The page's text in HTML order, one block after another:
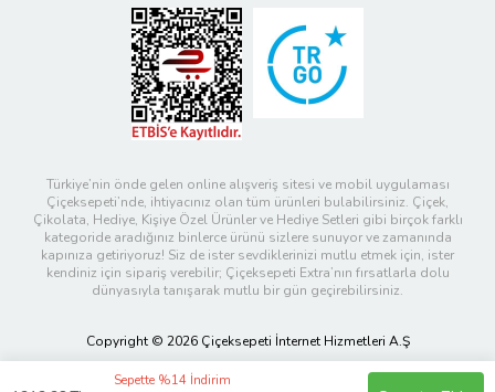
Sepette %14 İndirim
Türkiye’nin önde gelen online alışveriş sitesi ve mobil uygulaması
Çiçeksepeti’nde, ihtiyacınız olan tüm ürünleri bulabilirsiniz. Çiçek,
Çikolata, Hediye, Kişiye Özel Ürünler ve Hediye Setleri gibi birçok farklı
kategoride aradığınız binlerce ürünü sizlere sunuyor ve zamanında
kapınıza getiriyoruz! Siz de ister sevdiklerinizi mutlu etmek için, ister
kendiniz için sipariş verebilir; Çiçeksepeti Extra’nın fırsatlarla dolu
dünyasıyla tanışarak mutlu bir gün geçirebilirsiniz.
Copyright © 2026 Çiçeksepeti İnternet Hizmetleri A.Ş